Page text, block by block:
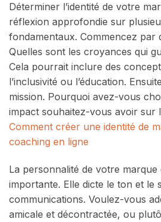
Déterminer l’identité de votre
réflexion approfondie sur
fondamentaux. Commencez par
Quelles sont les croyances qui
Cela pourrait inclure des
l’inclusivité ou l’éducation.
mission. Pourquoi avez-vous
impact souhaitez-vous avoir sur
Comment créer une identité de
coaching en ligne
La personnalité de votre marque
importante. Elle dicte le ton et le
communications. Voulez-vous
amicale et décontractée, ou